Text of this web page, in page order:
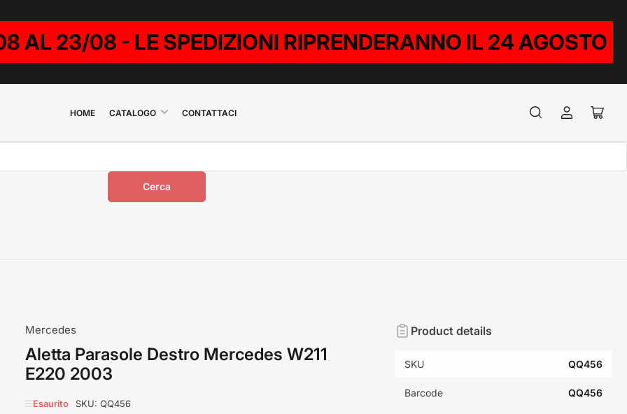
AL 23/08 - LE SPEDIZIONI RIPRENDERANNO IL 24 AGOSTO
HOME CATALOGO CONTATTACI AccediApri
mini
Cerca
Mercedes
Aletta Parasole Destro Mercedes W211
E220 2003
Esaurito SKU: QQ456
Product details
SKU QQ456
Barcode QQ456